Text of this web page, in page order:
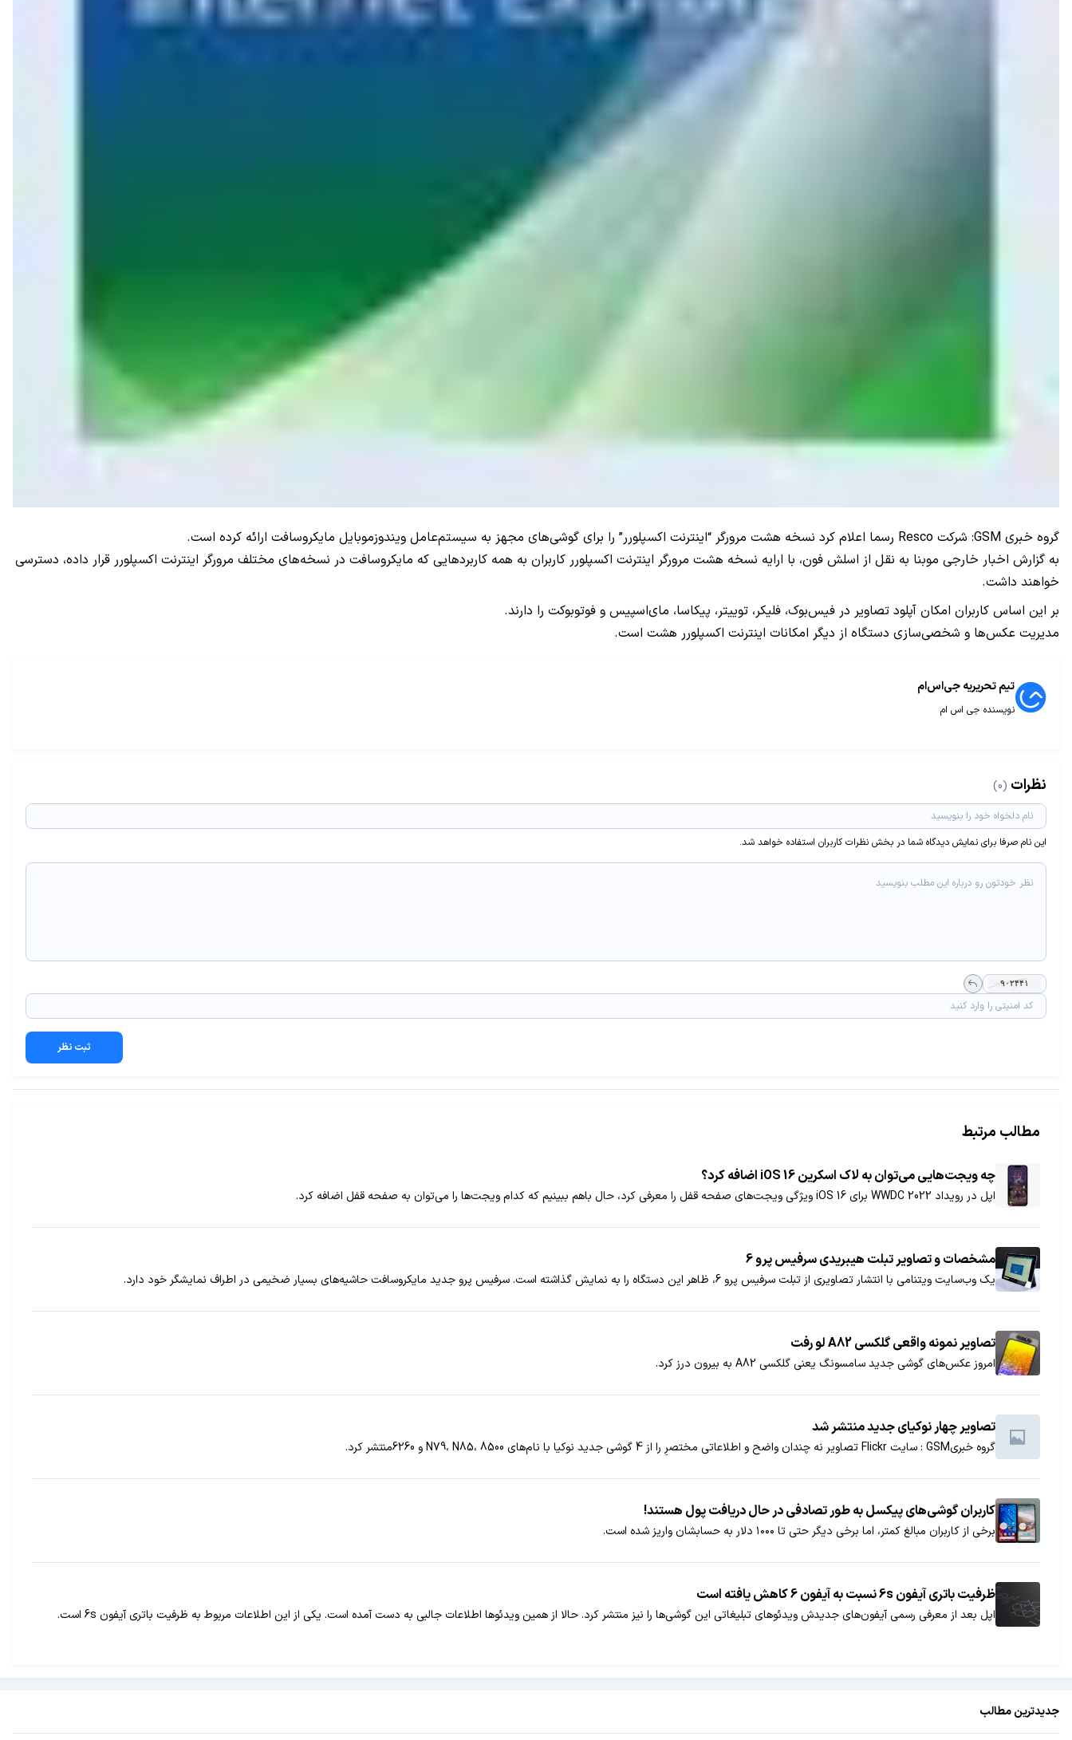
گروه خبری GSM: شرکت Resco رسما اعلام کرد نسخه هشت مرورگر “اینترنت اکسپلورر” را برای گوشی‌‍‌های مجهز به سیستم‌عامل ویندوز‌موبایل مایکروسافت ارائه کرده است.
به گزارش اخبار خارجی موبنا به نقل از اسلش فون، با ارایه نسخه هشت مرورگر اینترنت اکسپلورر کاربران به همه کاربردهایی که مایکروسافت در نسخه‌های مختلف مرورگر اینترنت اکسپلورر قرار داده، دسترسی
خواهند داشت.
بر این اساس کاربران امکان آپلود تصاویر در فیس‌بوک، فلیکر، توییتر، پیکاسا، مای‌اسپیس و فوتوبوکت را دارند.
مدیریت عکس‌ها و شخصی‌سازی دستگاه از دیگر امکانات اینترنت اکسپلورر هشت است.
تیم تحریریه جی‌اس‌ام
نویسنده جی اس ام
نظرات (0)
این نام صرفا برای نمایش دیدگاه شما در بخش نظرات کاربران استفاده خواهد شد.
ثبت نظر
مطالب مرتبط
چه ویجت‌هایی می‌توان به لاک اسکرین iOS 16 اضافه کرد؟
اپل در رویداد WWDC 2022 برای iOS 16 ویژگی ویجت‌های صفحه قفل را معرفی کرد، حال باهم ببینیم که کدام ویجت‌ها را می‌توان به صفحه قفل اضافه کرد.
مشخصات و تصاویر تبلت هیبریدی سرفیس پرو 6
یک وب‌سایت ویتنامی با انتشار تصاویری از تبلت سرفیس پرو 6، ظاهر این دستگاه را به نمایش گذاشته است. سرفیس پرو جدید مایکروسافت حاشیه‌های بسیار ضخیمی در اطراف نمایشگر خود دارد.
تصاویر نمونه واقعی گلکسی A82 لو رفت
امروز عکس‌های گوشی جدید سامسونگ یعنی گلکسی A82 به بیرون درز کرد.
تصاویر چهار نوکیای جدید منتشر شد
گروه خبریGSM : سایت Flickr تصاویر نه چندان واضح و اطلاعاتی مختصرِ را از 4 گوشی جدید نوکیا با نام‌های N79، N85، 8500 و 6260منتشر کرد.
کاربران گوشی‌های پیکسل به طور تصادفی در حال دریافت پول هستند!
برخی از کاربران مبالغ کمتر، اما برخی دیگر حتی تا ۱۰۰۰ دلار به حسابشان واریز شده است.
ظرفیت باتری آیفون 6s نسبت به آیفون 6 کاهش یافته است
اپل بعد از معرفی رسمی آیفون‌های جدیدش ویدئوهای تبلیغاتی این گوشی‌ها را نیز منتشر کرد. حالا از همین ویدئوها اطلاعات جالبی به دست آمده است. یکی از این اطلاعات مربوط به ظرفیت باتری آیفون 6s است.
جدیدترین مطالب